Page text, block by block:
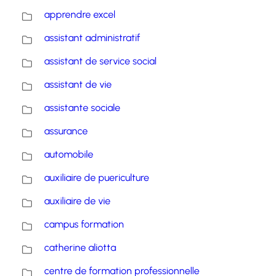
apprendre excel
assistant administratif
assistant de service social
assistant de vie
assistante sociale
assurance
automobile
auxiliaire de puericulture
auxiliaire de vie
campus formation
catherine aliotta
centre de formation professionnelle